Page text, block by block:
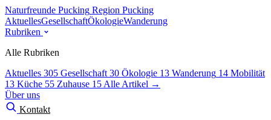
Naturfreunde Pucking Region Pucking
AktuellesGesellschaftÖkologieWanderung
Rubriken
Alle Rubriken
Aktuelles 305 Gesellschaft 30 Ökologie 13 Wanderung 14 Mobilität
13 Küche 55 Zuhause 15 Alle Artikel →
Über uns
Kontakt